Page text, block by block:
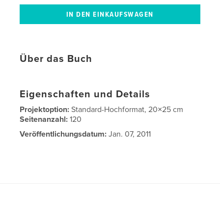
Über das Buch
Eigenschaften und Details
Projektoption:Standard-Hochformat, 20×25 cm
Seitenanzahl:120
Veröffentlichungsdatum: Jan. 07, 2011